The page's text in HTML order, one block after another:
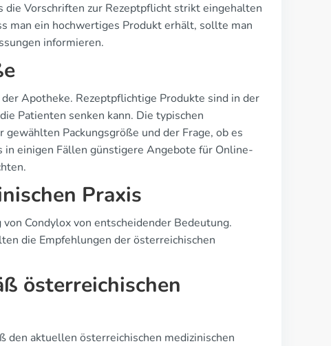
die Vorschriften zur Rezeptpflicht strikt eingehalten
man ein hochwertiges Produkt erhält, sollte man
informieren.
Apotheke. Rezeptpflichtige Produkte sind in der
Patienten senken kann. Die typischen
Packungsgröße und der Frage, ob es
in einigen Fällen günstigere Angebote für Online-
Praxis
Condylox von entscheidender Bedeutung.
die Empfehlungen der österreichischen
österreichischen
den aktuellen österreichischen medizinischen